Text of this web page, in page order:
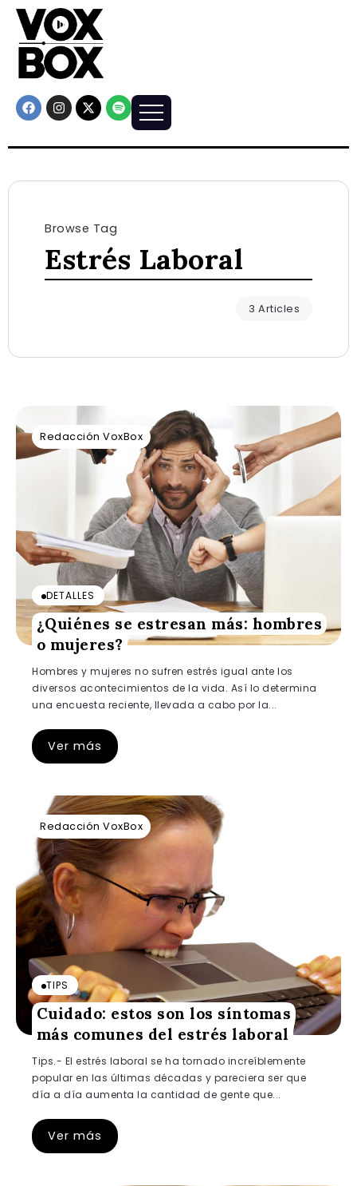
Browse Tag
Estrés Laboral
3 Articles
Redacción VoxBox
DETALLES
¿Quiénes se estresan más: hombres
o mujeres?
Hombres y mujeres no sufren estrés igual ante los
diversos acontecimientos de la vida. Así lo determina
una encuesta reciente, llevada a cabo por la...
Ver más
Redacción VoxBox
TIPS
Cuidado: estos son los síntomas
más comunes del estrés laboral
Tips.- El estrés laboral se ha tornado increíblemente
popular en las últimas décadas y pareciera ser que
día a día aumenta la cantidad de gente que...
Ver más